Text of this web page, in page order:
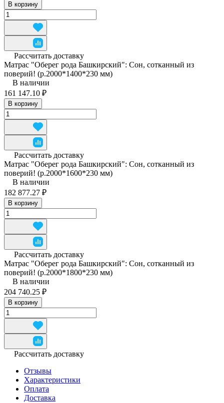
В корзину
Рассчитать доставку
Матрас "Оберег рода Башкирский": Сон, сотканный из
поверий! (р.2000*1400*230 мм)
В наличии
161 147.10 ₽
В корзину
Рассчитать доставку
Матрас "Оберег рода Башкирский": Сон, сотканный из
поверий! (р.2000*1600*230 мм)
В наличии
182 877.27 ₽
В корзину
Рассчитать доставку
Матрас "Оберег рода Башкирский": Сон, сотканный из
поверий! (р.2000*1800*230 мм)
В наличии
204 740.25 ₽
В корзину
Рассчитать доставку
Отзывы
Характеристики
Оплата
Доставка